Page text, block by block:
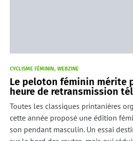
CYCLISME FÉMININ WEBZINE
Le peloton féminin mérite
heure de retransmission
Toutes les classiques printanières
cette année proposé une édition
son pendant masculin. Un essai